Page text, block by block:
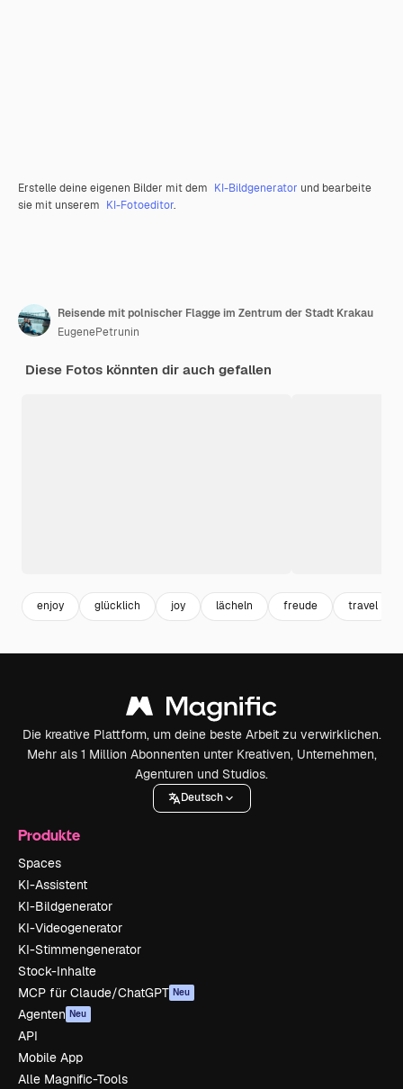
Erstelle deine eigenen Bilder mit dem KI-Bildgenerator und bearbeite
sie mit unserem KI-Fotoeditor.
Reisende mit polnischer Flagge im Zentrum der Stadt Krakau
EugenePetrunin
Diese Fotos könnten dir auch gefallen
enjoy glücklich joy lächeln freude travel
Die kreative Plattform, um deine beste Arbeit zu verwirklichen.
Mehr als 1 Million Abonnenten unter Kreativen, Unternehmen,
Agenturen und Studios.
Deutsch
Produkte
Spaces
KI-Assistent
KI-Bildgenerator
KI-Videogenerator
KI-Stimmengenerator
Stock-Inhalte
MCP für Claude/ChatGPT Neu
Agenten Neu
API
Mobile App
Alle Magnific-Tools